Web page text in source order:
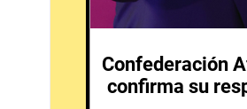
Confederación
confirma su